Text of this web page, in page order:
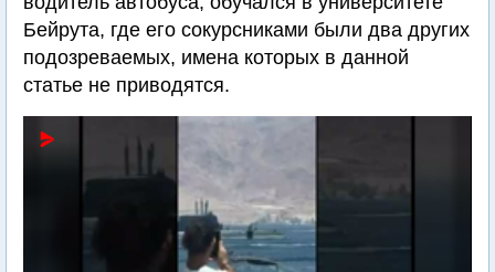
Сообщается также, что террорист, жертвами
которого стали пятеро израильских туристов и
водитель автобуса, обучался в университете
Бейрута, где его сокурсниками были два других
подозреваемых, имена которых в данной